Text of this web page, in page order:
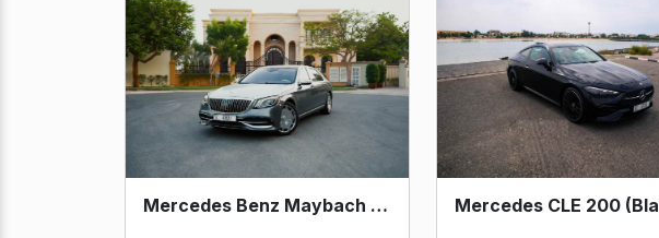
Mercedes Benz Maybach S650 (Grey) 2023